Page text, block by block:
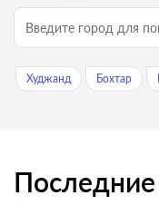
Худжанд Бохтар